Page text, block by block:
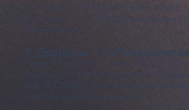
Art. 6 Abs. 1 lit. c DSGVO (rechtl. Pflicht)
Art. 6 Abs. 1 lit. f DSGVO (berechtigtes
9. Empfänger /
Neben Wix können – soweit nötig – IT-
Provider oder Fachbetriebe als
(Art. 28 DSGVO). Eine Weitergabe an
eine Rechtsgrundlage besteht.